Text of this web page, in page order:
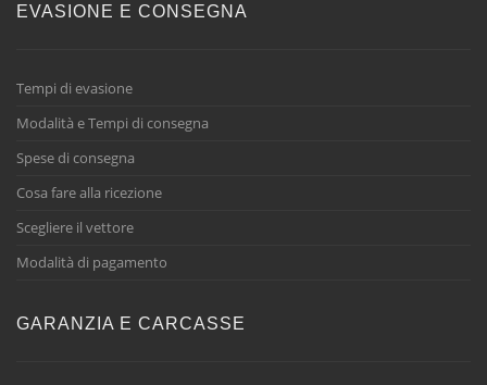
EVASIONE E CONSEGNA
Tempi di evasione
Modalità e Tempi di consegna
Spese di consegna
Cosa fare alla ricezione
Scegliere il vettore
Modalità di pagamento
GARANZIA E CARCASSE